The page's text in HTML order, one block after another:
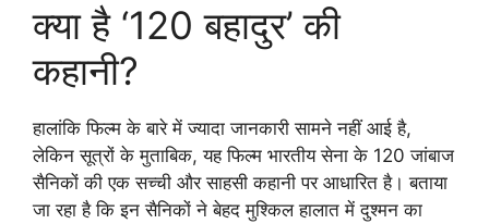
क्या है ‘120 बहादुर’ की
कहानी?
हालांकि फिल्म के बारे में ज्यादा जानकारी सामने नहीं आई है,
लेकिन सूत्रों के मुताबिक, यह फिल्म भारतीय सेना के 120 जांबाज
सैनिकों की एक सच्ची और साहसी कहानी पर आधारित है। बताया
जा रहा है कि इन सैनिकों ने बेहद मुश्किल हालात में दुश्मन का